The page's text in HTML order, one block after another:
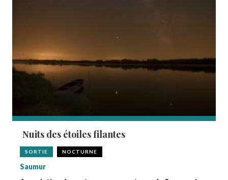
Nuits des étoiles filantes
SORTIE NOCTURNE
Saumur